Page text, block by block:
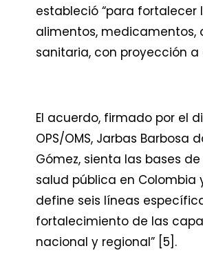
estableció “para
alimentos, medicamentos,
sanitaria, con proyección
El acuerdo, firmado por el
OPS/OMS, Jarbas
Gómez, sienta las bases
salud pública en Colombia
define seis líneas
fortalecimiento de las
nacional y regional” [5].